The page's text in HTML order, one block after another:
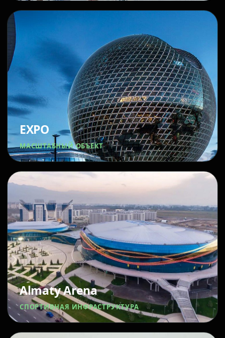
EXPO
МАСШТАБНЫЙ ОБЪЕКТ
Almaty Arena
СПОРТИВНАЯ ИНФРАСТРУКТУРА